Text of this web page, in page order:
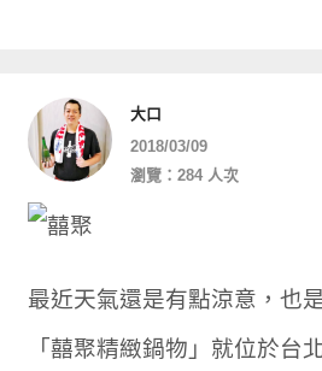
大口
2018/03/09
瀏覽：284 人次
最近天氣還是有點涼意，也
「囍聚精緻鍋物」就位於台